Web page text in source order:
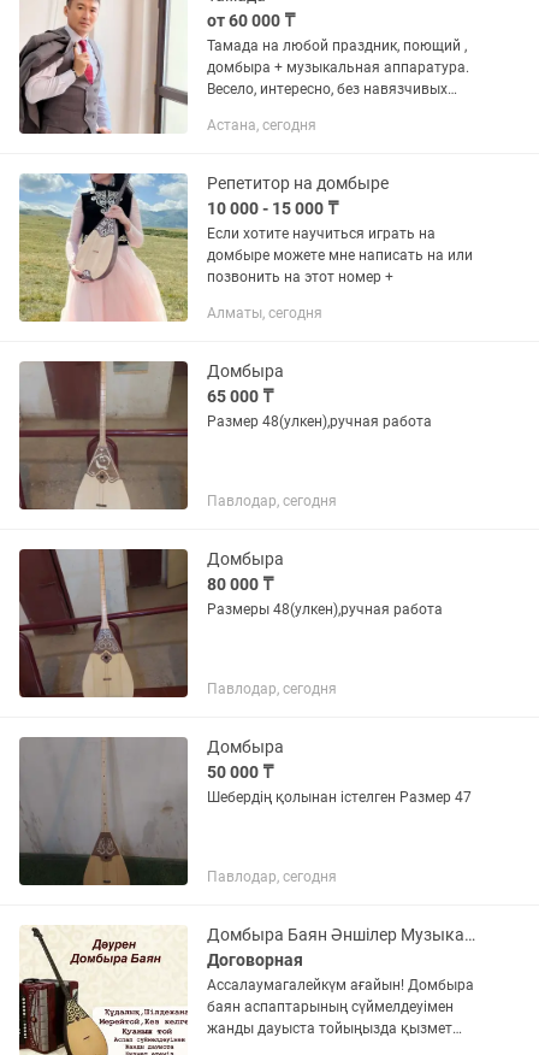
от 60 000 ₸
Тамада на любой праздник, поющий ,
домбыра + музыкальная аппаратура.
Весело, интересно, без навязчивых
Астана, сегодня
Репетитор на домбыре
10 000 - 15 000 ₸
Если хотите научиться играть на
домбыре можете мне написать на или
позвонить на этот номер +
Алматы, сегодня
Домбыра
65 000 ₸
Размер 48(улкен),ручная работа
Павлодар, сегодня
Домбыра
80 000 ₸
Размеры 48(улкен),ручная работа
Павлодар, сегодня
Домбыра
50 000 ₸
Шебердің қолынан істелген Размер 47
Павлодар, сегодня
Домбыра Баян Әншілер Музыканты
Договорная
Ассалаумагалейкүм ағайын! Домбыра
баян аспаптарының сүймелдеуімен
жанды дауыста тойыңызда қызмет